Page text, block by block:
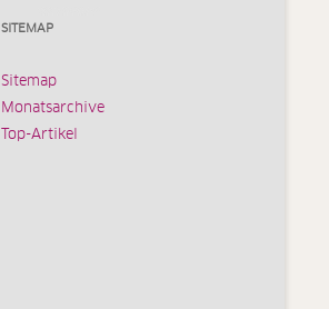
SITEMAP
Sitemap
Monatsarchive
Top-Artikel